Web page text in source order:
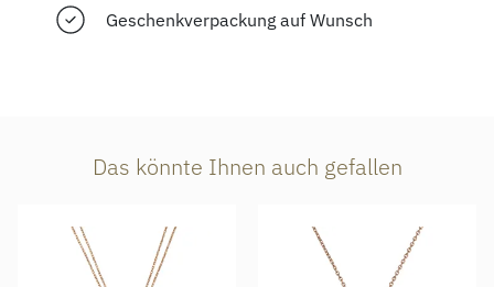
Geschenkverpackung auf Wunsch
Das könnte Ihnen auch gefallen